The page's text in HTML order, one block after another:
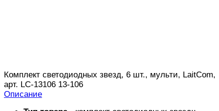
Комплект светодиодных звезд, 6 шт., мульти, LaitCom,
арт. LC-13106 13-106
Описание